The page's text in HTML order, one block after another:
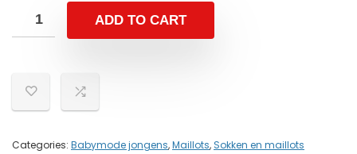
ADD TO CART
Categories: Babymode jongens,Maillots, Sokken en maillots